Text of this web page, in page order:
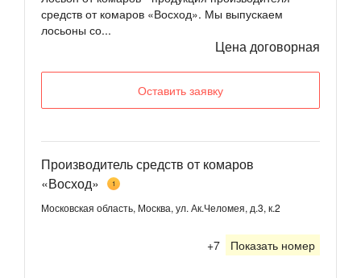
средств от комаров «Восход». Мы выпускаем
лосьоны со...
Цена договорная
Оставить заявку
Производитель средств от комаров
«Восход»
1
Московская область, Москва, ул. Ак.Челомея, д.3, к.2
+7 Показать номер